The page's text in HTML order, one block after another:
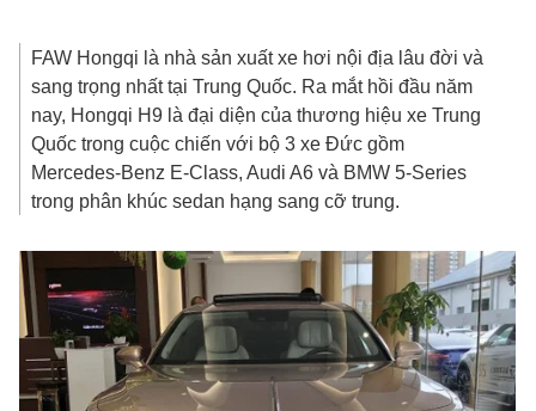
FAW Hongqi là nhà sản xuất xe hơi nội địa lâu đời và
sang trọng nhất tại Trung Quốc. Ra mắt hồi đầu năm
nay, Hongqi H9 là đại diện của thương hiệu xe Trung
Quốc trong cuộc chiến với bộ 3 xe Đức gồm
Mercedes-Benz E-Class, Audi A6 và BMW 5-Series
trong phân khúc sedan hạng sang cỡ trung.